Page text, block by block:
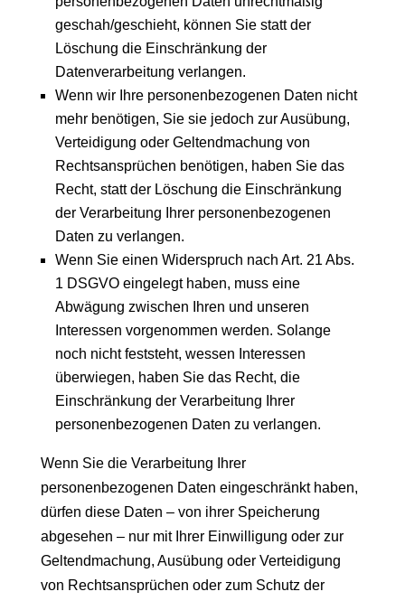
geschah/geschieht, können Sie statt der
Löschung die Einschränkung der
Datenverarbeitung verlangen.
Wenn wir Ihre personenbezogenen Daten nicht
mehr benötigen, Sie sie jedoch zur Ausübung,
Verteidigung oder Geltendmachung von
Rechtsansprüchen benötigen, haben Sie das
Recht, statt der Löschung die Einschränkung
der Verarbeitung Ihrer personenbezogenen
Daten zu verlangen.
Wenn Sie einen Widerspruch nach Art. 21 Abs.
1 DSGVO eingelegt haben, muss eine
Abwägung zwischen Ihren und unseren
Interessen vorgenommen werden. Solange
noch nicht feststeht, wessen Interessen
überwiegen, haben Sie das Recht, die
Einschränkung der Verarbeitung Ihrer
personenbezogenen Daten zu verlangen.
Wenn Sie die Verarbeitung Ihrer
personenbezogenen Daten eingeschränkt haben,
dürfen diese Daten – von ihrer Speicherung
abgesehen – nur mit Ihrer Einwilligung oder zur
Geltendmachung, Ausübung oder Verteidigung
von Rechtsansprüchen oder zum Schutz der